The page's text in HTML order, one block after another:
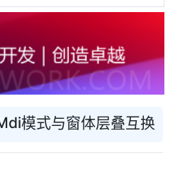
模式与窗体层叠互换